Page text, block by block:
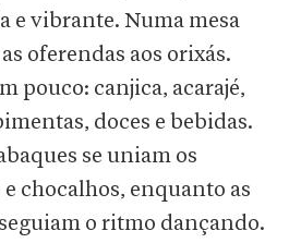
e vibrante. Numa mesa
oferendas aos orixás.
pouco: canjica, acarajé,
doces e bebidas.
se uniam os
e chocalhos, enquanto as
o ritmo dançando.